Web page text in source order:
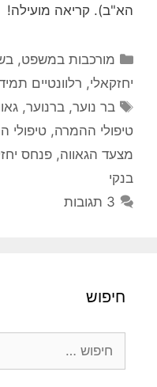
הא"ב). קריאה מועילה!
קטגוריות
מורכבות במשפט,
יחזקאלי, רלוונטיים
תגיות
בר נוער,ברנוער,
טיפולי ההמרה, טיפולי
מצעד הגאווה, פנחס
בנקי
3 תגובות
חיפוש